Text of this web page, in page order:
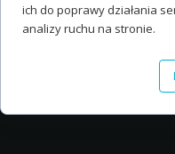
ich do poprawy działania
analizy ruchu na stronie.